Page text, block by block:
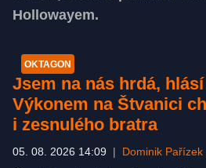
Hollowayem.
OKTAGON
Jsem na nás hrdá,
Výkonem na Štvanici
i zesnulého bratra
05. 08. 2026 14:09 Dominik Pařízek